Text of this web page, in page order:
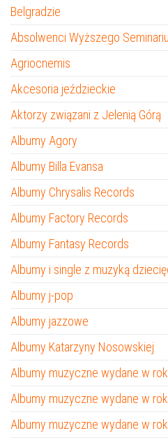
Belgradzie
Absolwenci Wyższego
Agriocnemis
Akcesoria jeździeckie
Aktorzy związani z Jelenią Górą
Albumy Agory
Albumy Billa Evansa
Albumy Chrysalis Records
Albumy Factory Records
Albumy Fantasy Records
Albumy i single z muzyką
Albumy j-pop
Albumy jazzowe
Albumy Katarzyny Nosowskiej
Albumy muzyczne wydane w
Albumy muzyczne wydane w
Albumy muzyczne wydane w